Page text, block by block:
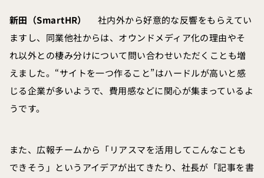
新田（SmartHR）
社内外から好意的な反響をもらえてい
ますし、同業他社からは、オウンドメディア化の理由やそ
れ以外との棲み分けについて問い合わせいただくことも増
えました。“サイトを一つ作ること”はハードルが高いと感
じる企業が多いようで、費用感などに関心が集まっているよ
うです。
また、広報チームから「リアスマを活用してこんなことも
できそう」というアイデアが出てきたり、社長が「記事を書